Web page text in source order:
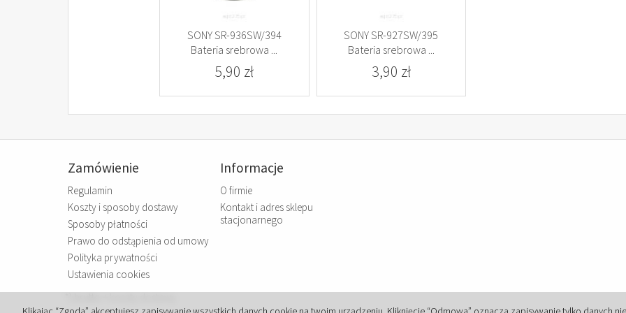
SONY SR-936SW/394
Bateria srebrowa ...
5,90 zł
SONY SR-927SW/395
Bateria srebrowa ...
3,90 zł
Zamówienie
Regulamin
Koszty i sposoby dostawy
Sposoby płatności
Prawo do odstąpienia od umowy
Polityka prywatności
Ustawienia cookies
Informacje
O firmie
Kontakt i adres sklepu
stacjonarnego